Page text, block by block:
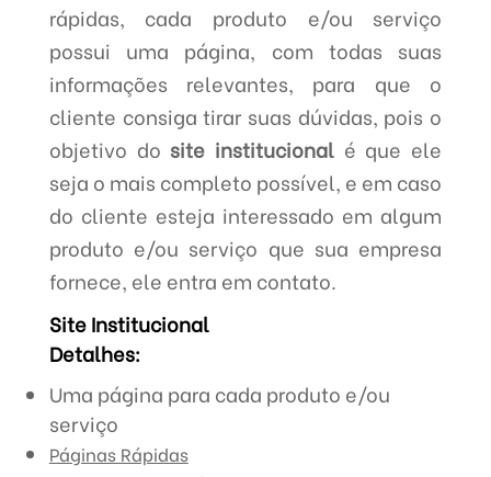
rápidas, cada produto e/ou serviço
possui uma página, com todas suas
informações relevantes, para que o
cliente consiga tirar suas dúvidas, pois o
objetivo do site institucional é que ele
seja o mais completo possível, e em caso
do cliente esteja interessado em algum
produto e/ou serviço que sua empresa
fornece, ele entra em contato.
Site Institucional
Detalhes:
Uma página para cada produto e/ou
serviço
Páginas Rápidas